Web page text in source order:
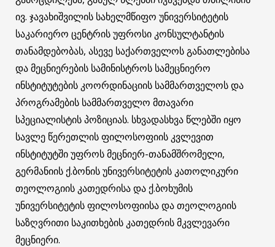
ივ. ჯავახიშვილის სახელმწიფო უნივერსიტეტის
საკარიერო ცენტრის უფროსი კონსულტანტის
თანამდებობას, ასევე საქართველოს განათლებისა
და მეცნიერების სამინისტროს სამეცნიერო
ინსტიტუტების კოორდინაციის სამმართველოს და
პროგრამების სამმართველო მთავარი
სპეციალისტის პოზიციას. სხვადასხვა წლებში იყო
სავლე წერეთლის ფილოსოფიის კვლევით
ინსტიტუტში უფროს მეცნიერ-თანამშრომელი,
გერმანიის ქ.ბონის უნივერსიტეტის კათოლიკური
თეოლოგიის კათედრისა და ქ.ბოხუმის
უნივერსიტეტის ფილოსოფიისა და თეოლოგიის
საზღვრითი საკითხების კათედრის მკვლევარი
მეცნიერი.